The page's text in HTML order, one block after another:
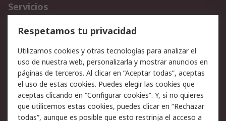
Servicios
Cómo realizar pedidos
Devoluciones
Facturación y pago
Ofertas
Soporte técnico
Legal
Aviso legal
Política de privacidad -
Actualizada
Respetamos tu privacidad
Utilizamos cookies y otras tecnologías para analizar el
uso de nuestra web, personalizarla y mostrar anuncios en
páginas de terceros. Al clicar en “Aceptar todas”, aceptas
el uso de estas cookies. Puedes elegir las cookies que
aceptas clicando en “Configurar cookies”. Y, si no quieres
que utilicemos estas cookies, puedes clicar en “Rechazar
todas”, aunque es posible que esto restrinja el acceso a